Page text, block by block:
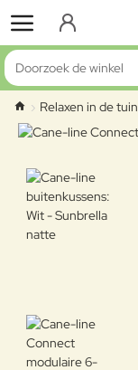
Doorzoek de winkel
home
Relaxen in de tuin